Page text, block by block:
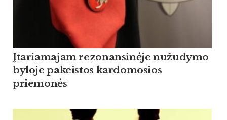
Įtariamajam rezonansinėje nužudymo
byloje pakeistos kardomosios
priemonės